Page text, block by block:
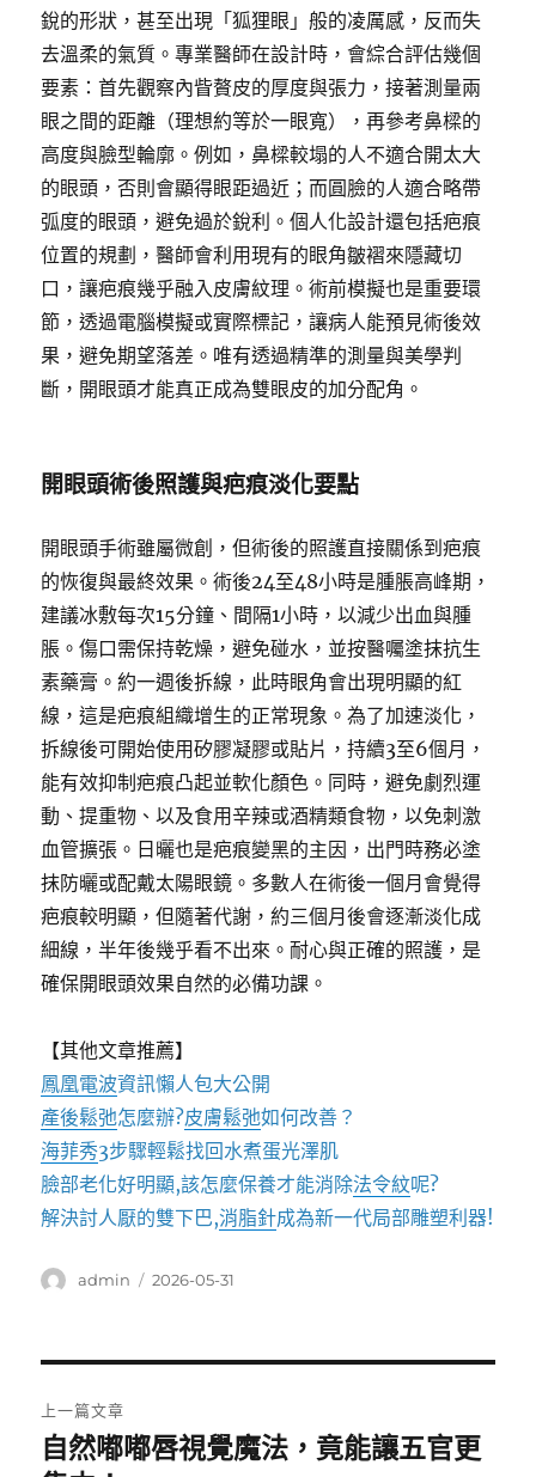
銳的形狀，甚至出現「狐狸眼」般的凌厲感，反而失
去溫柔的氣質。專業醫師在設計時，會綜合評估幾個
要素：首先觀察內眥贅皮的厚度與張力，接著測量兩
眼之間的距離（理想約等於一眼寬），再參考鼻樑的
高度與臉型輪廓。例如，鼻樑較塌的人不適合開太大
的眼頭，否則會顯得眼距過近；而圓臉的人適合略帶
弧度的眼頭，避免過於銳利。個人化設計還包括疤痕
位置的規劃，醫師會利用現有的眼角皺褶來隱藏切
口，讓疤痕幾乎融入皮膚紋理。術前模擬也是重要環
節，透過電腦模擬或實際標記，讓病人能預見術後效
果，避免期望落差。唯有透過精準的測量與美學判
斷，開眼頭才能真正成為雙眼皮的加分配角。
開眼頭術後照護與疤痕淡化要點
開眼頭手術雖屬微創，但術後的照護直接關係到疤痕
的恢復與最終效果。術後24至48小時是腫脹高峰期，
建議冰敷每次15分鐘、間隔1小時，以減少出血與腫
脹。傷口需保持乾燥，避免碰水，並按醫囑塗抹抗生
素藥膏。約一週後拆線，此時眼角會出現明顯的紅
線，這是疤痕組織增生的正常現象。為了加速淡化，
拆線後可開始使用矽膠凝膠或貼片，持續3至6個月，
能有效抑制疤痕凸起並軟化顏色。同時，避免劇烈運
動、提重物、以及食用辛辣或酒精類食物，以免刺激
血管擴張。日曬也是疤痕變黑的主因，出門時務必塗
抹防曬或配戴太陽眼鏡。多數人在術後一個月會覺得
疤痕較明顯，但隨著代謝，約三個月後會逐漸淡化成
細線，半年後幾乎看不出來。耐心與正確的照護，是
確保開眼頭效果自然的必備功課。
【其他文章推薦】
鳳凰電波資訊懶人包大公開
產後鬆弛怎麼辦?皮膚鬆弛如何改善？
海菲秀3步驟輕鬆找回水煮蛋光澤肌
臉部老化好明顯,該怎麼保養才能消除法令紋呢?
解決討人厭的雙下巴,消脂針成為新一代局部雕塑利器!
作
admin
發
2026-05-31
章
上一篇文章
上
自然嘟嘟唇視覺魔法，竟能讓五官更